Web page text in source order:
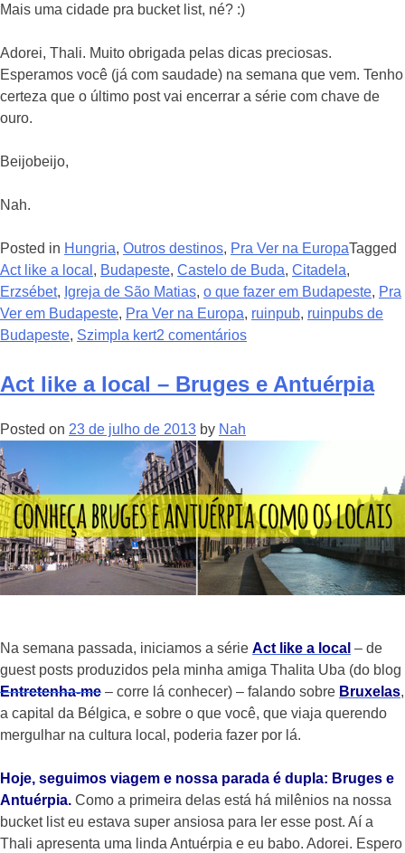
Mais uma cidade pra bucket list, né? :)
Adorei, Thali. Muito obrigada pelas dicas preciosas.
Esperamos você (já com saudade) na semana que vem. Tenho
certeza que o último post vai encerrar a série com chave de
ouro.
Beijobeijo,
Nah.
Posted in Hungria, Outros destinos, Pra Ver na EuropaTagged
Act like a local , Budapeste, Castelo de Buda, Citadela,
Erzsébet, Igreja de São Matias, o que fazer em Budapeste, Pra
Ver em Budapeste, Pra Ver na Europa, ruinpub, ruinpubs de
Budapeste, Szimpla kert2 comentários
Act like a local – Bruges e Antuérpia
Posted on 23 de julho de 2013 by Nah
Na semana passada, iniciamos a série Act like a local – de
guest posts produzidos pela minha amiga Thalita Uba (do blog
Entretenha-me – corre lá conhecer) – falando sobre Bruxelas,
a capital da Bélgica, e sobre o que você, que viaja querendo
mergulhar na cultura local, poderia fazer por lá.
Hoje, seguimos viagem e nossa parada é dupla: Bruges e
Antuérpia. Como a primeira delas está há milênios na nossa
bucket list eu estava super ansiosa para ler esse post. Aí a
Thali apresenta uma linda Antuérpia e eu babo. Adorei. Espero